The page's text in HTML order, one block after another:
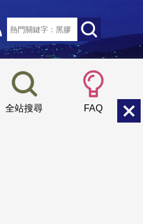
全站搜尋 FAQ
小 中